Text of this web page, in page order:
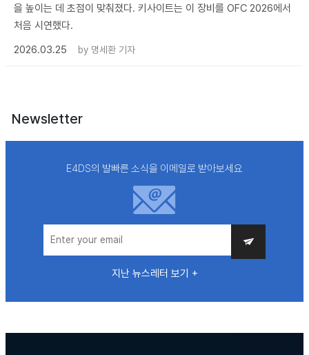
을 높이는 데 초점이 맞춰졌다. 키사이트는 이 장비를 OFC 2026에서
처음 시연했다.
2026.03.25
by 명세환 기자
Newsletter
E4DS의 발빠른 소식을 이메일로 받아보세요
지난 뉴스레터 보기 +